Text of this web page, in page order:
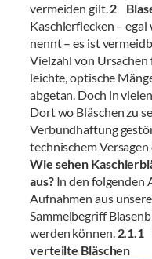
vermeiden gilt.2
Kaschierflecken – egal
nennt – es ist
Vielzahl von Ursachen
leichte, optische
abgetan. Doch in
Dort wo Bläschen zu
Verbundhaftung
technischem
Wie sehen
aus?In den folgenden
Aufnahmen aus
Sammelbegriff
werden können. 2.1.1
verteilte Bläschen